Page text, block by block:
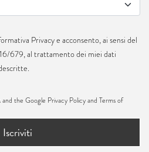
Privacye acconsento, ai sensi del
679, al trattamento dei miei dati
the Google Privacy Policyand Terms of
Iscriviti